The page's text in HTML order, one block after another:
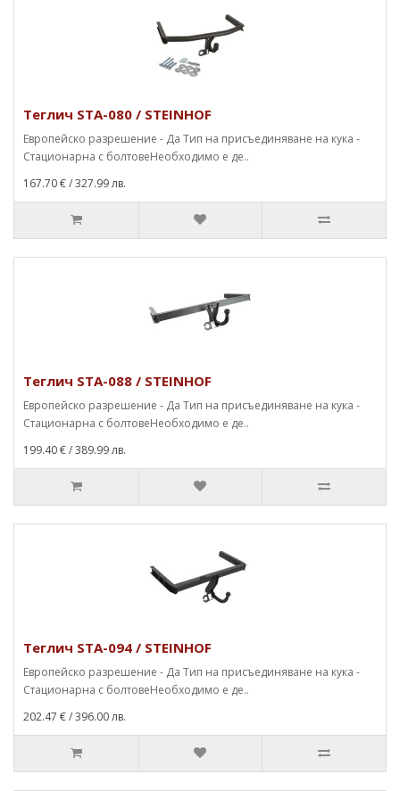
Теглич STA-080 / STEINHOF
Европейско разрешение - Да Тип на присъединяване на кука -
Стационарна с болтовеНеобходимо е де..
167.70 €/ 327.99 лв.
Теглич STA-088 / STEINHOF
Европейско разрешение - Да Тип на присъединяване на кука -
Стационарна с болтовеНеобходимо е де..
199.40 €/ 389.99 лв.
Теглич STA-094 / STEINHOF
Европейско разрешение - Да Тип на присъединяване на кука -
Стационарна с болтовеНеобходимо е де..
202.47 €/ 396.00 лв.